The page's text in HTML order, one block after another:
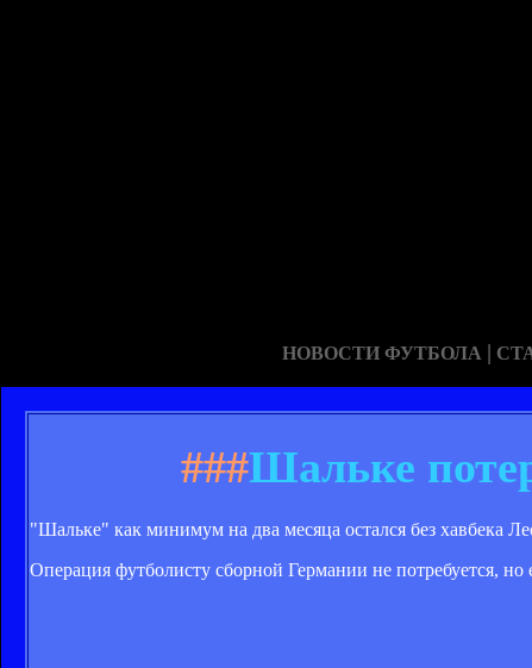
НОВОСТИ ФУТБОЛА |
###Шальке
"Шальке" как минимум на два месяца остался без хавбека
Операция футболисту сборной Германии не потребуется,